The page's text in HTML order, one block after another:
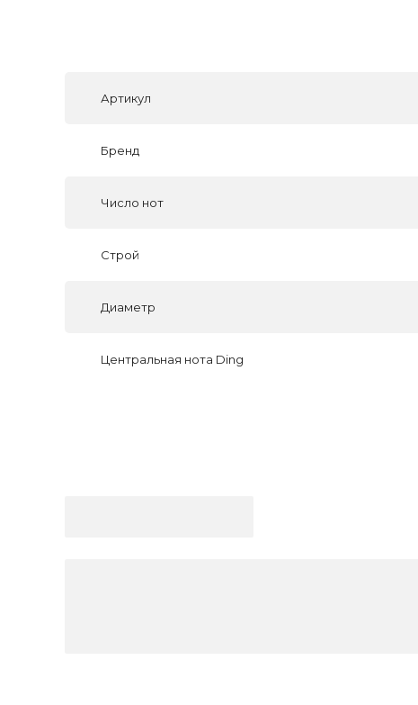
Артикул
Бренд
Число нот
Строй
Диаметр
Центральная нота Ding